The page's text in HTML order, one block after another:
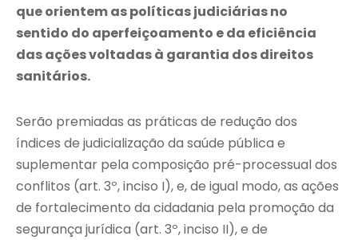
que orientem as políticas judiciárias no
sentido do aperfeiçoamento e da eficiência
das ações voltadas à garantia dos direitos
sanitários.
Serão premiadas as práticas de redução dos
índices de judicialização da saúde pública e
suplementar pela composição pré-processual dos
conflitos (art. 3º, inciso I), e, de igual modo, as ações
de fortalecimento da cidadania pela promoção da
segurança jurídica (art. 3º, inciso II), e de